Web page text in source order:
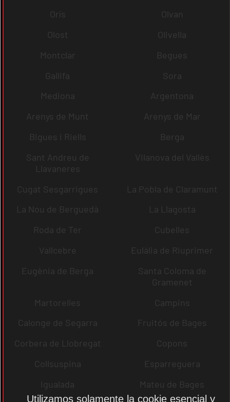
Orís
Olvan
Olost
Olivella
Montclar
Begues
Gallifa
Sora
Mediona
Argentona
Arenys de Munt
Arenys de Mar
Bigues i Riells
Berga
Sant Andreu de
Llavaneres
Vilanova del Vallès
Cugat Sesgarrigues
La Pobla de Claramunt
La Nou de Berguedà
La Llagosta
Roda de Ter
Cubelles
Vallcebre
Eulàlia de Riuprimer
Eugènia de Berga
Santa Coloma de
Gramenet
Martorelles
Campins
Calonge de Segarra
Fruitós de Bages
Corbera de Llobregat
Copons
Collsuspina
Esparreguera
Igualada
Mateu de Bages
Utilizamos solamente la cookie esencial y